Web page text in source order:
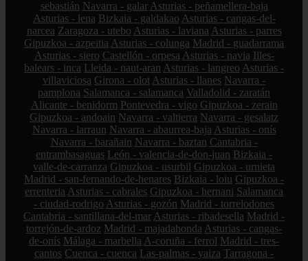
sebastián Navarra - galar Asturias - peñamellera-baja
Asturias - lena Bizkaia - galdakao Asturias - cangas-del-
narcea Zaragoza - utebo Asturias - laviana Asturias - parres
Gipuzkoa - azpeitia Asturias - colunga Madrid - guadarrama
Asturias - siero Castellón - orpesa Asturias - navia Illes-
balears - inca Lleida - naut-aran Asturias - langreo Asturias -
villaviciosa Girona - olot Asturias - llanes Navarra -
pamplona Salamanca - salamanca Valladolid - zaratán
Alicante - benidorm Pontevedra - vigo Gipuzkoa - zerain
Gipuzkoa - andoain Navarra - valtierra Navarra - gesalatz
Navarra - larraun Navarra - abaurrea-baja Asturias - onís
Navarra - barañain Navarra - baztan Cantabria -
entrambasaguas León - valencia-de-don-juan Bizkaia -
valle-de-carranza Gipuzkoa - usurbil Gipuzkoa - urnieta
Madrid - san-fernando-de-henares Bizkaia - loiu Gipuzkoa -
errenteria Asturias - cabrales Gipuzkoa - hernani Salamanca
- ciudad-rodrigo Asturias - gozón Madrid - torrelodones
Cantabria - santillana-del-mar Asturias - ribadesella Madrid -
torrejón-de-ardoz Madrid - majadahonda Asturias - cangas-
de-onís Málaga - marbella A-coruña - ferrol Madrid - tres-
cantos Cuenca - cuenca Las-palmas - yaiza Tarragona -